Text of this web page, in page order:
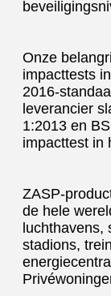
Onze
impacttests
2016-
leverancier
1:2013 en
impacttest in
ZASP-
de hele
luchthavens,
stadions,